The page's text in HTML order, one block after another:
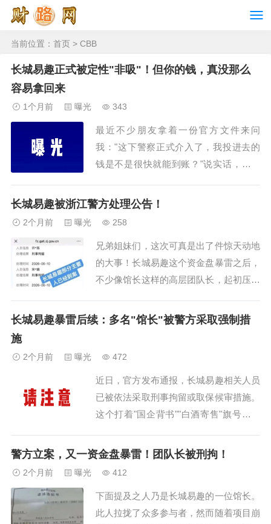
当前位置： 首页 > CBB
长城易趣正式被定性"非吸"！但你的钱，真没那么
容易拿回来
1个月前 曝光 343
最近不少朋友拿着一份官方文件来问
我："这下警察正式介入了，我投进去的
钱是不是很快就能到账？"说实话，看到
个幻想。但该说的话必须说：‌案件立了，
楚...
长城易趣被浙江警方处理公告！
2个月前 曝光 258
兄弟姐妹们，这次可真是出了件惊天动地
的大事！长城易趣这个资金盘暴雷之后，
不少像馆长这样的高层团队长，起初压根
一桩，没啥大不了的。然而，这次他们实
名核心人员，因...
长城易趣暴雷后续：多名"馆长"被警方采取强制措
施
2个月前 曝光 472
近日，官方发布通报，长城易趣相关人员
已被依法采取刑事拘留或取保候审措施。
这个打着"国企背书""白酒寄售"旗号、涉
盘，终于迎来了法律的重拳。暴雷之初，
警方立案，又一资金盘暴雷！团队长被刑拘！
2个月前 曝光 412
下面提及之人乃是长城易趣的一位馆长。
此人拉拢了众多参与者，然而随着项目崩